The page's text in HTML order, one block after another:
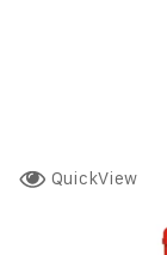
QuickView